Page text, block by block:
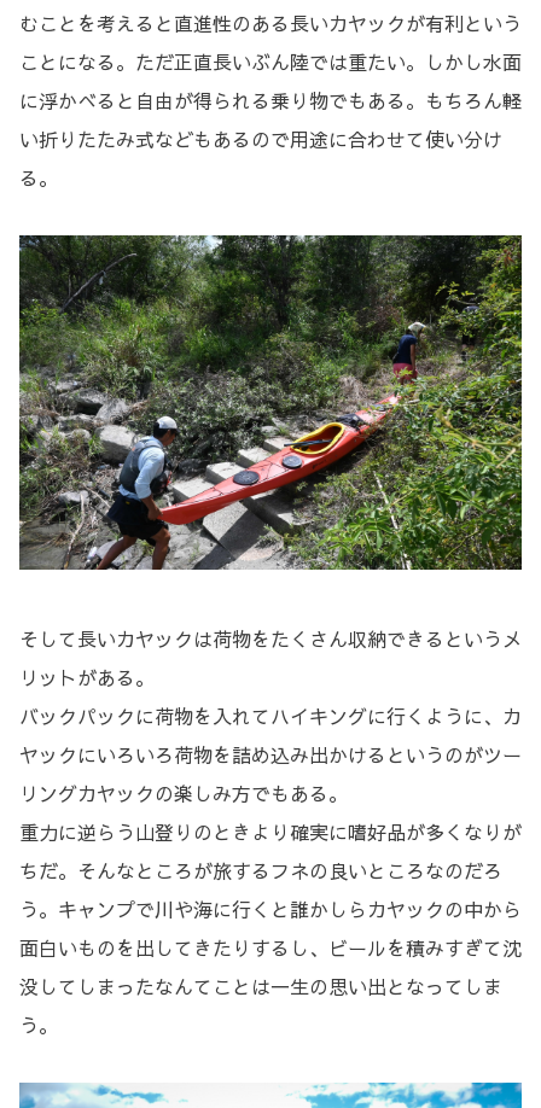
むことを考えると直進性のある長いカヤックが有利という
ことになる。ただ正直長いぶん陸では重たい。しかし水面
に浮かべると自由が得られる乗り物でもある。もちろん軽
い折りたたみ式などもあるので用途に合わせて使い分け
る。
そして長いカヤックは荷物をたくさん収納できるというメ
リットがある。
バックパックに荷物を入れてハイキングに行くように、カ
ヤックにいろいろ荷物を詰め込み出かけるというのがツー
リングカヤックの楽しみ方でもある。
重力に逆らう山登りのときより確実に嗜好品が多くなりが
ちだ。そんなところが旅するフネの良いところなのだろ
う。キャンプで川や海に行くと誰かしらカヤックの中から
面白いものを出してきたりするし、ビールを積みすぎて沈
没してしまったなんてことは一生の思い出となってしま
う。